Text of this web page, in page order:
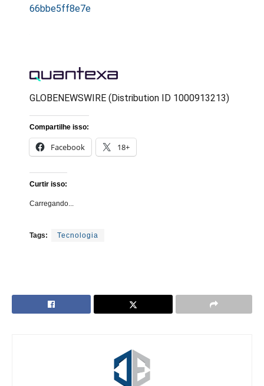
66bbe5ff8e7e
GLOBENEWSWIRE (Distribution ID 1000913213)
Compartilhe isso:
Facebook 18+
Curtir isso:
Carregando...
Tags: Tecnologia